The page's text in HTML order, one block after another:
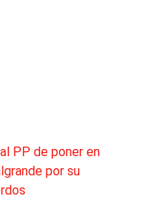
PP de poner en
por su